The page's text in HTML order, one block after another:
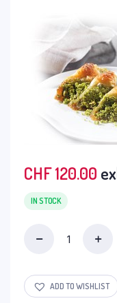
CHF120.00
IN STOCK
SOEBIYET
(mit
ADD TO WISHLIST